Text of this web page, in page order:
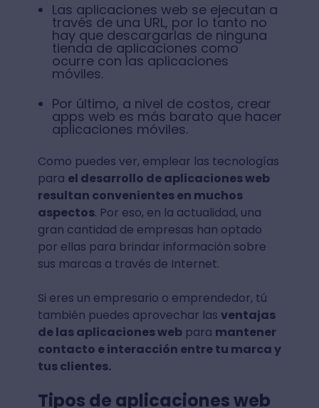
Las aplicaciones web se ejecutan a
través de una URL, por lo tanto no
hay que descargarlas de ninguna
tienda de aplicaciones como
ocurre con las aplicaciones
móviles.
Por último, a nivel de costos, crear
apps web es más barato que hacer
aplicaciones móviles.
Como puedes ver, emplear las tecnologías
para el desarrollo de aplicaciones web
resultan convenientes en muchos
aspectos. Por eso, en la actualidad, una
gran cantidad de empresas han optado
por ellas para brindar información sobre
sus marcas a través de Internet.
Si eres un empresario o emprendedor, tú
también puedes aprovechar las ventajas
de las aplicaciones webpara mantener
contacto e interacción entre tu marca y
tus clientes.
Tipos de aplicaciones web